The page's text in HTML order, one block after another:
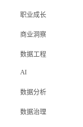
职业成长
商业洞察
数据工程
AI
数据分析
数据治理
Elazer (石头)
2026年5月30日
#数据周刊 #data engineering
#snowflake